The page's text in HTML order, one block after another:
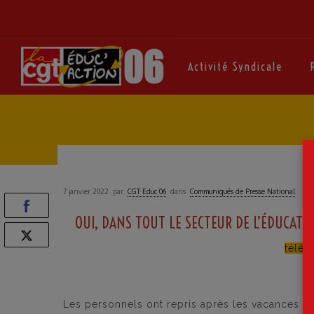
Activité Syndicale
7 janvier 2022 par CGT·Educ 06 dans Communiqués de Presse National
OUI, DANS TOUT LE SECTEUR DE
Les personnels ont repris après les vacances